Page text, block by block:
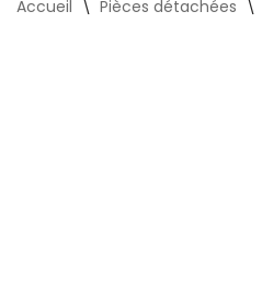
Accueil \ Pièces détachées \